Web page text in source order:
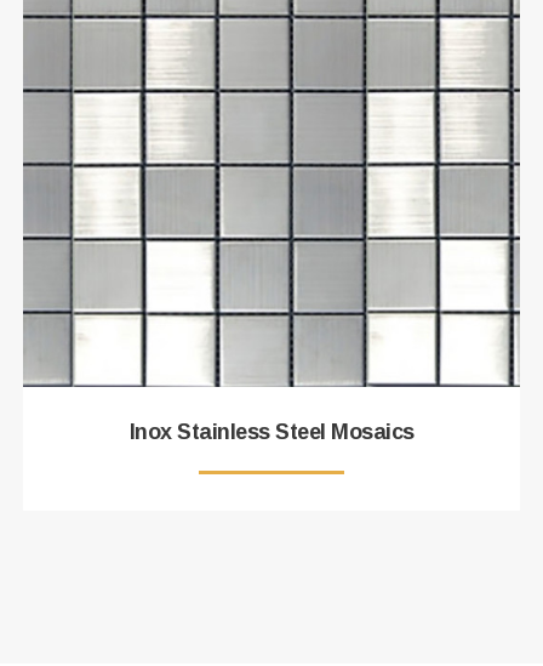
Inox Stainless Steel Mosaics